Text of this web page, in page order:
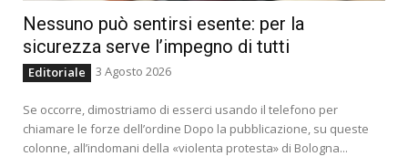
Nessuno può sentirsi esente: per la
sicurezza serve l’impegno di tutti
Editoriale 3 Agosto 2026
Se occorre, dimostriamo di esserci usando il telefono per
chiamare le forze dell’ordine Dopo la pubblicazione, su queste
colonne, all’indomani della «violenta protesta» di Bologna...